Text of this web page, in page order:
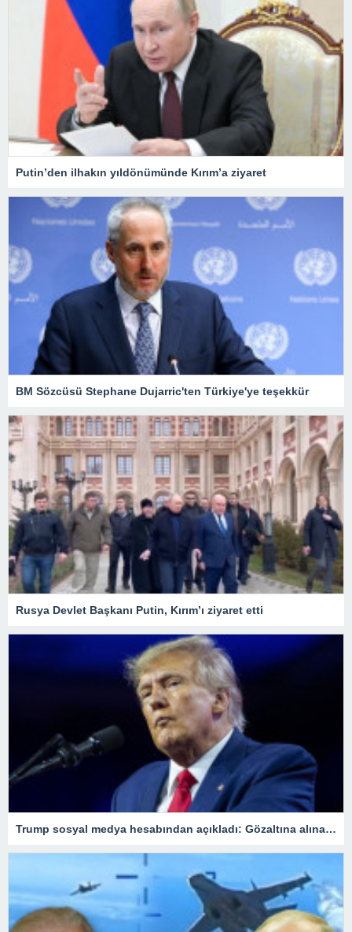
Putin’den ilhakın yıldönümünde Kırım’a ziyaret
BM Sözcüsü Stephane Dujarric'ten Türkiye'ye teşekkür
Rusya Devlet Başkanı Putin, Kırım’ı ziyaret etti
Trump sosyal medya hesabından açıkladı: Gözaltına alınacağım